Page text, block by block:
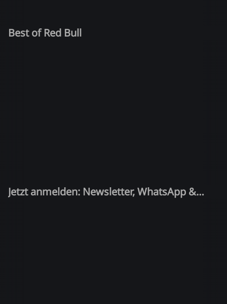
Best of Red Bull
Jetzt anmelden: Newsletter, WhatsApp &